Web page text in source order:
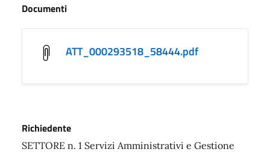
Documenti
ATT_000293518_58444.pdf
Richiedente
SETTORE n. 1 Servizi Amministrativi e Gestione